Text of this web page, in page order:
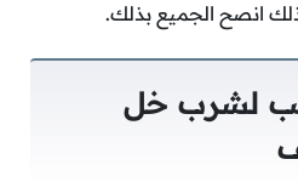
انصح الجميع بذلك.
لشرب خل